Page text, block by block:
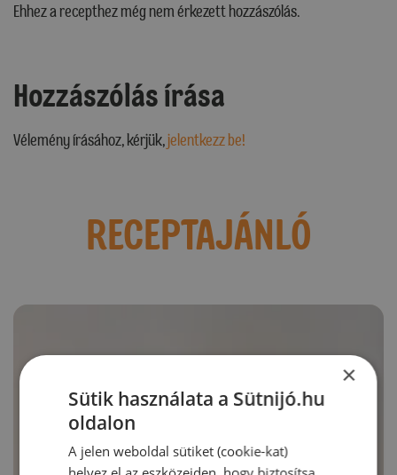
Ehhez a recepthez még nem érkezett hozzászólás.
Hozzászólás írása
Vélemény írásához, kérjük,jelentkezz be!
RECEPTAJÁNLÓ
×
Sütik használata a Sütnijó.hu
oldalon
A jelen weboldal sütiket (cookie-kat)